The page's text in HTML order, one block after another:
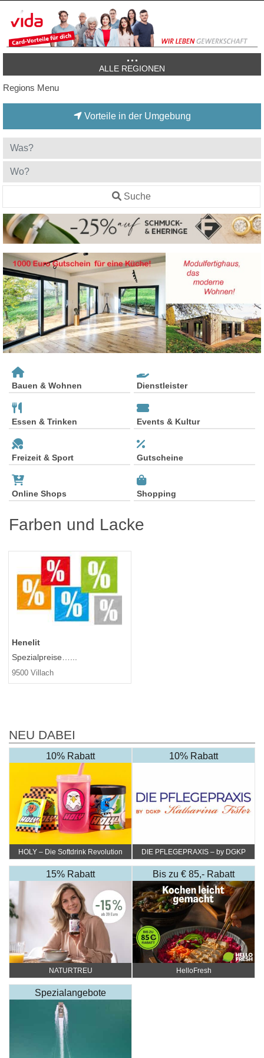
ALLE REGIONEN
Regions Menu
Vorteile in der Umgebung
Suche
Bauen & Wohnen Dienstleister
Essen & Trinken Events & Kultur
Freizeit & Sport Gutscheine
Online Shops Shopping
Farben und Lacke
Henelit
Spezialpreise…...
9500 Villach
NEU DABEI
10% Rabatt
HOLY – Die Softdrink Revolution
10% Rabatt
DIE PFLEGEPRAXIS – by DGKP
15% Rabatt
NATURTREU
Bis zu € 85,- Rabatt
HelloFresh
Spezialangebote